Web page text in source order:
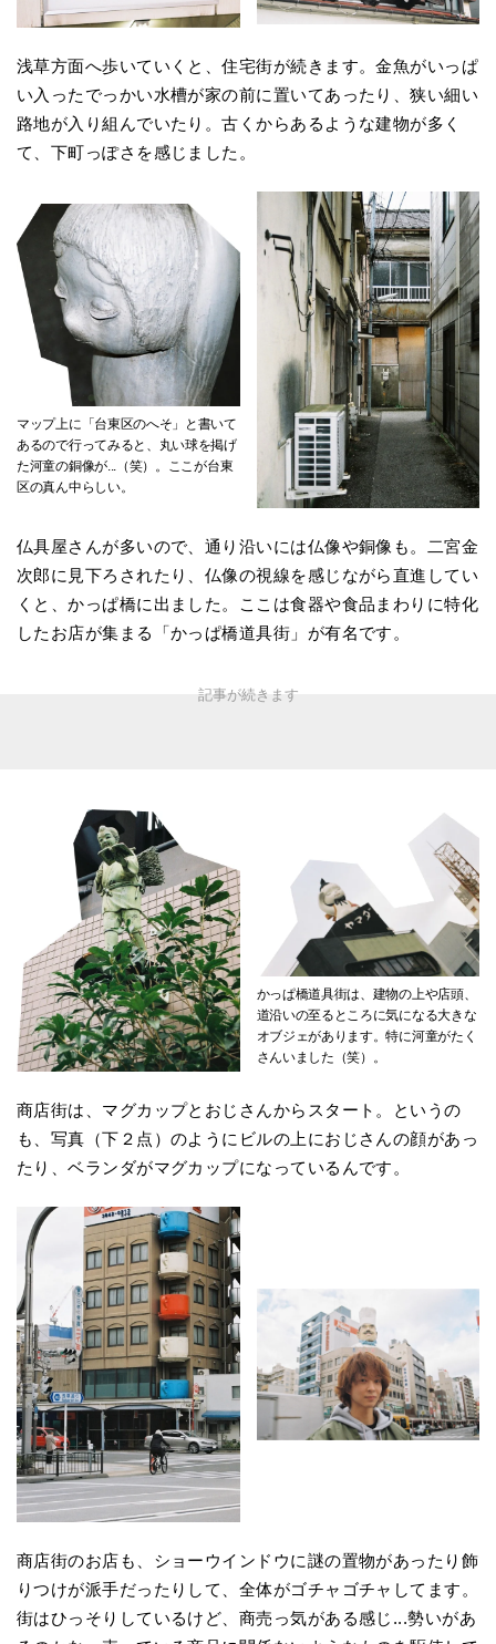
浅草方面へ歩いていくと、住宅街が続きます。金魚がいっぱ
い入ったでっかい水槽が家の前に置いてあったり、狭い細い
路地が入り組んでいたり。古くからあるような建物が多く
て、下町っぽさを感じました。
マップ上に「台東区のへそ」と書いて
あるので行ってみると、丸い球を掲げ
た河童の銅像が...（笑）。ここが台東
区の真ん中らしい。
仏具屋さんが多いので、通り沿いには仏像や銅像も。二宮金
次郎に見下ろされたり、仏像の視線を感じながら直進してい
くと、かっぱ橋に出ました。ここは食器や食品まわりに特化
したお店が集まる「かっぱ橋道具街」が有名です。
かっぱ橋道具街は、建物の上や店頭、
道沿いの至るところに気になる大きな
オブジェがあります。特に河童がたく
さんいました（笑）。
商店街は、マグカップとおじさんからスタート。というの
も、写真（下２点）のようにビルの上におじさんの顔があっ
たり、ベランダがマグカップになっているんです。
商店街のお店も、ショーウインドウに謎の置物があったり飾
りつけが派手だったりして、全体がゴチャゴチャしてます。
街はひっそりしているけど、商売っ気がある感じ...勢いがあ